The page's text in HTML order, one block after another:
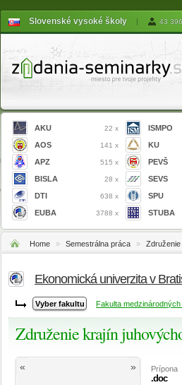
Slovenské vysoké školy | 43
AKU 22 x
AOS 141 x
APZ 515 x
BISLA 28 x
DTI 638 x
EUBA 3788 x
ISMPO
KU
PEVŠ
SEVS
SPU
STUBA
Home » Semestrálna práca »
Ekonomická univerzita v
Fakulta
Združenie krajín
« » Prípona
.doc